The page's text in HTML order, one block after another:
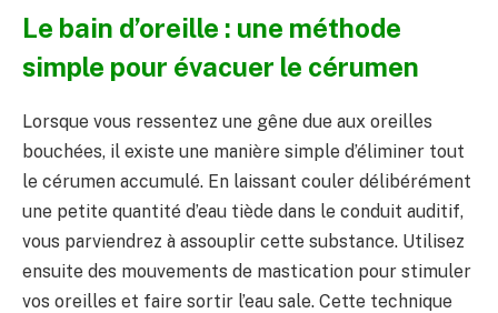
Le bain d’oreille : une méthode
simple pour évacuer le cérumen
Lorsque vous ressentez une gêne due aux oreilles
bouchées, il existe une manière simple d’éliminer tout
le cérumen accumulé. En laissant couler délibérément
une petite quantité d’eau tiède dans le conduit auditif,
vous parviendrez à assouplir cette substance. Utilisez
ensuite des mouvements de mastication pour stimuler
vos oreilles et faire sortir l’eau sale. Cette technique